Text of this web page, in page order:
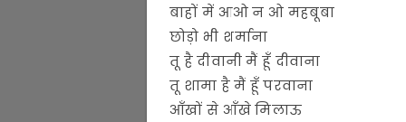
बाहों में आओ न ओ महबूबा
छोड़ो भी शर्माना
तू है दीवानी मैं हूँ दीवाना
तू शामा है मैं हूँ परवाना
आँखों से आँखे मिलाऊ